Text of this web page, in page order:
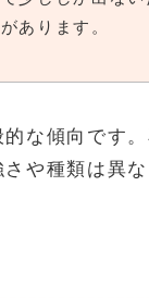
あります。
な傾向です
や種類は異な